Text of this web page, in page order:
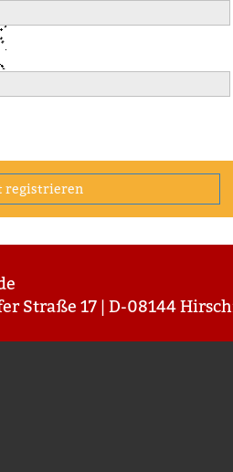
Straße 17 | D-08144